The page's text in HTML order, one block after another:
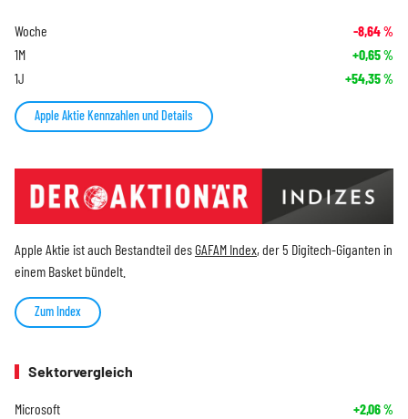
Woche -8,64%
1M +0,65%
1J +54,35%
Apple Aktie Kennzahlen und Details
Apple Aktie ist auch Bestandteil desGAFAM Index, der 5 Digitech-Giganten in
einem Basket bündelt.
Zum Index
Sektorvergleich
Microsoft +2,06%